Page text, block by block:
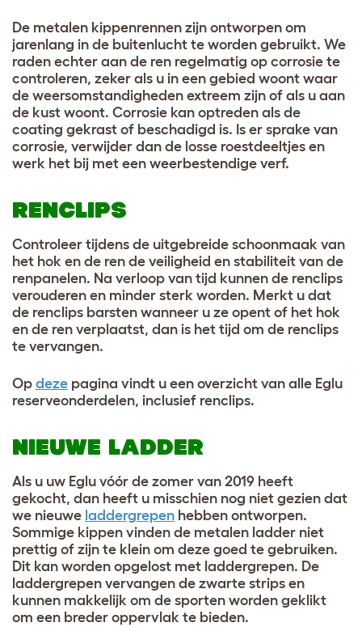
De metalen kippenrennen zijn ontworpen om
jarenlang in de buitenlucht te worden gebruikt. We
raden echter aan de ren regelmatig op corrosie te
controleren, zeker als u in een gebied woont waar
de weersomstandigheden extreem zijn of als u aan
de kust woont. Corrosie kan optreden als de
coating gekrast of beschadigd is. Is er sprake van
corrosie, verwijder dan de losse roestdeeltjes en
werk het bij met een weerbestendige verf.
RENCLIPS
Controleer tijdens de uitgebreide schoonmaak van
het hok en de ren de veiligheid en stabiliteit van de
renpanelen. Na verloop van tijd kunnen de renclips
verouderen en minder sterk worden. Merkt u dat
de renclips barsten wanneer u ze opent of het hok
en de ren verplaatst, dan is het tijd om de renclips
te vervangen.
Op deze pagina vindt u een overzicht van alle Eglu
reserveonderdelen, inclusief renclips.
NIEUWE LADDER
Als u uw Eglu vóór de zomer van 2019 heeft
gekocht, dan heeft u misschien nog niet gezien dat
we nieuwe laddergrepen hebben ontworpen.
Sommige kippen vinden de metalen ladder niet
prettig of zijn te klein om deze goed te gebruiken.
Dit kan worden opgelost met laddergrepen. De
laddergrepen vervangen de zwarte strips en
kunnen makkelijk om de sporten worden geklikt
om een breder oppervlak te bieden.